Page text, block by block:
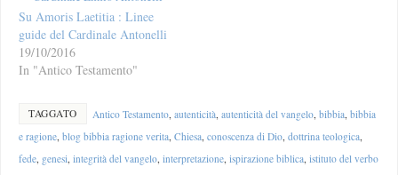
Su Amoris Laetitia : Linee
guide del Cardinale Antonelli
19/10/2016
In "Antico Testamento"
TAGGATO Antico Testamento, autenticità, autenticità del vangelo, bibbia, bibbia
e ragione,blog bibbia ragione verita,Chiesa,conoscenza di Dio,dottrina teologica,
fede, genesi,integrità del vangelo,interpretazione,ispirazione biblica,istituto del verbo